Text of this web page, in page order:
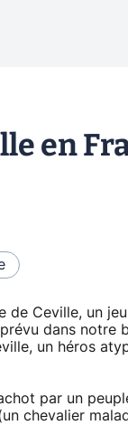
en
de Ceville, un
dans notre
un héros
par un
chevalier